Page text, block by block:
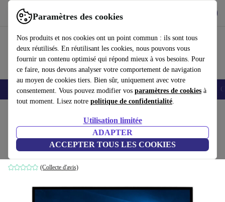
Paramètres des cookies
Nos produits et nos cookies ont un point commun : ils sont tous
deux réutilisés. En réutilisant les cookies, nous pouvons vous
fournir un contenu optimisé qui répond mieux à vos besoins. Pour
ce faire, nous devons analyser votre comportement de navigation
au moyen de cookies tiers. Bien sûr, uniquement avec votre
consentement. Vous pouvez modifier vos paramètres de cookies à
tout moment. Lisez notre politique de confidentialité.
Utilisation limitée
ADAPTER
ACCEPTER TOUS LES COOKIES
Utilisez refurbed rapidement et facilement
Smartphones Laptops Tablettes Montres connectées Accessoires
MSI Pro 22XT 10M | 21.5-pouces
i5-10400 | 8 GB | 256 GB SSD | Win 11 Home | blanc | US
(Collecte d'avis)